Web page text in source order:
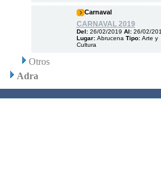
Carnaval
CARNAVAL 2019
Del: 26/02/2019 Al: 26/02/
Lugar: Abrucena Tipo: Arte y
Cultura
Otros
Adra